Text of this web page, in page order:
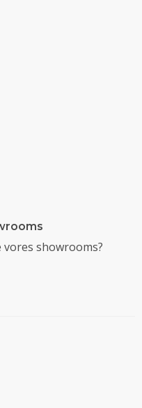
showrooms?